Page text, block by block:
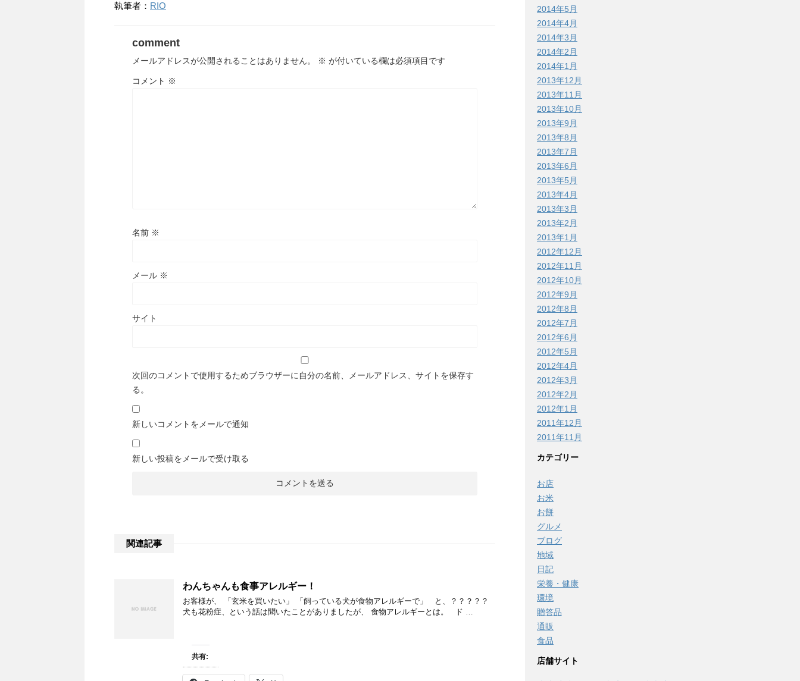
執筆者： RIO
comment
メールアドレスが公開されることはありません。 ※ が付いている欄は必須項目です
コメント ※
名前 ※
メール ※
サイト
次回のコメントで使用するためブラウザーに自分の名前、メールアドレス、サイトを保存す
る。
新しいコメントをメールで通知
新しい投稿をメールで受け取る
関連記事
わんちゃんも食事アレルギー！
お客様が、 「玄米を買いたい」 「飼っている犬が食物アレルギーで」 と、？？？？？
犬も花粉症、という話は聞いたことがありましたが、 食物アレルギーとは。 ド …
共有:
2014年5月
2014年4月
2014年3月
2014年2月
2014年1月
2013年12月
2013年11月
2013年10月
2013年9月
2013年8月
2013年7月
2013年6月
2013年5月
2013年4月
2013年3月
2013年2月
2013年1月
2012年12月
2012年11月
2012年10月
2012年9月
2012年8月
2012年7月
2012年6月
2012年5月
2012年4月
2012年3月
2012年2月
2012年1月
2011年12月
2011年11月
カテゴリー
お店
お米
お餅
グルメ
ブログ
地域
日記
栄養・健康
環境
贈答品
通販
食品
店舗サイト